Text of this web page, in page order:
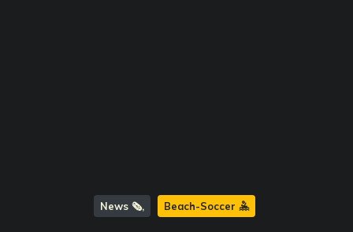
News 🗞️ Beach-Soccer 🤽